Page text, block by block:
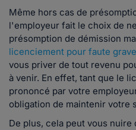
Même hors cas de
l'employeur fait le choix de
présomption de démission
licenciement pour faute grave
vous priver de tout revenu
à venir. En effet, tant que le
prononcé par votre
obligation de maintenir votre
De plus, cela peut vous